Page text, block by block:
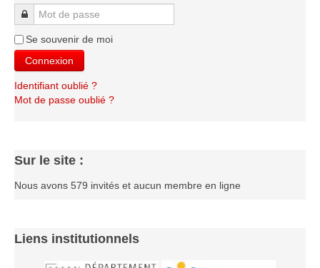
Saison 2013-2014
Saison 2012-2013
Saison 2011-2012
Saison 2010-2011
Saison 2009-2010
Les palmarès
L'Open de Noël
Les tournois de saison
Mot de passe
Se souvenir de moi
Connexion
Identifiant oublié ?
Mot de passe oublié ?
Sur le site :
Nous avons 579 invités et aucun membre en ligne
Liens institutionnels